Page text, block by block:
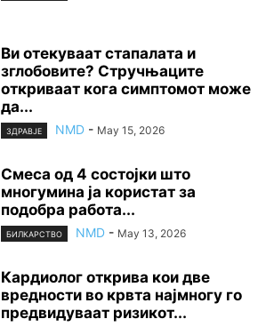
Ви отекуваат стапалата и
зглобовите? Стручњаците
откриваат кога симптомот може
да...
ЗДРАВЈЕ NMD - May 15, 2026
Смеса од 4 состојки што
многумина ја користат за
подобра работа...
БИЛКАРСТВО NMD - May 13, 2026
Кардиолог открива кои две
вредности во крвта најмногу го
предвидуваат ризикот...